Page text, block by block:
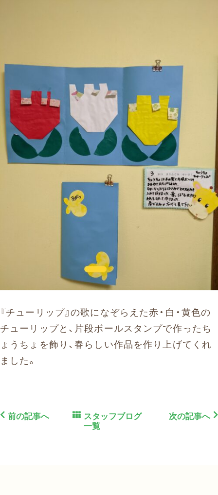
『チューリップ』の歌になぞらえた赤・白・黄色の
チューリップと、片段ボールスタンプで作ったち
ょうちょを飾り、春らしい作品を作り上げてくれ
ました。
前の記事へ
スタッフブログ
一覧
次の記事へ